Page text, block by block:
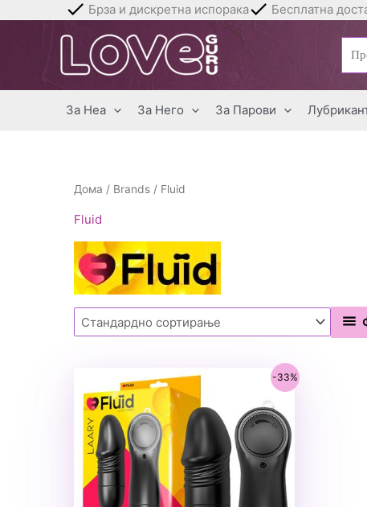
Брза и дискретна испорака Бесплатна
За Неа За Него За Парови
Дома / Brands / Fluid
Fluid
-33%